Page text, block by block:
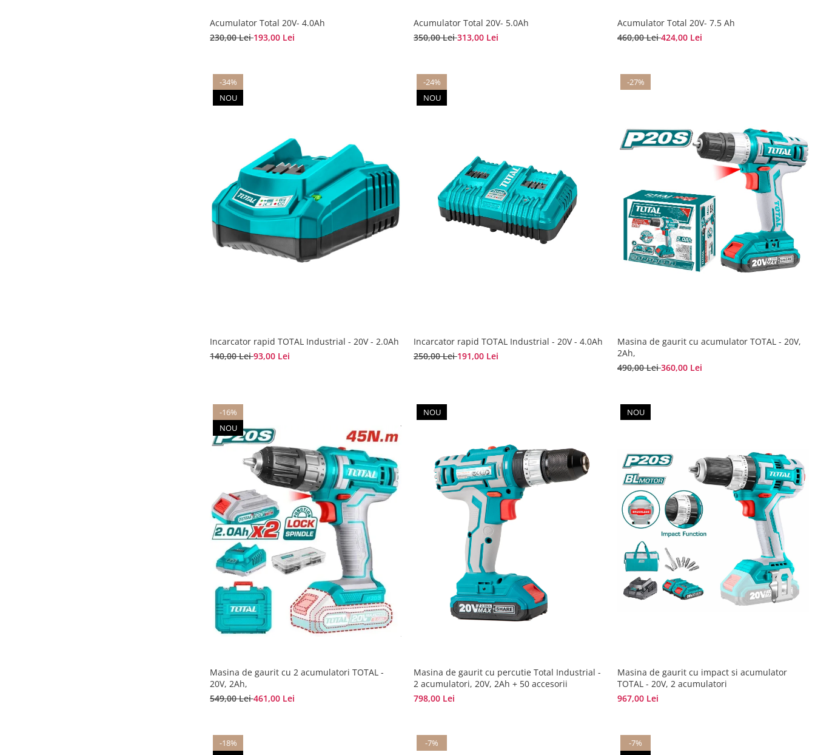
Acumulator Total 20V- 4.0Ah
230,00 Lei193,00 Lei
Acumulator Total 20V- 5.0Ah
350,00 Lei313,00 Lei
Acumulator Total 20V- 7.5 Ah
460,00 Lei424,00 Lei
-34%
NOU
Incarcator rapid TOTAL Industrial - 20V - 2.0Ah
140,00 Lei93,00 Lei
-24%
NOU
Incarcator rapid TOTAL Industrial - 20V - 4.0Ah
250,00 Lei191,00 Lei
-27%
Masina de gaurit cu acumulator TOTAL - 20V,
2Ah,
490,00 Lei360,00 Lei
-16%
NOU
Masina de gaurit cu 2 acumulatori TOTAL -
20V, 2Ah,
549,00 Lei461,00 Lei
NOU
Masina de gaurit cu percutie Total Industrial -
2 acumulatori, 20V, 2Ah + 50 accesorii
798,00 Lei
NOU
Masina de gaurit cu impact si acumulator
TOTAL - 20V, 2 acumulatori
967,00 Lei
-18%
-7%
-7%